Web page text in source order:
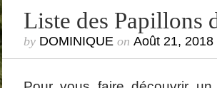
Dominique
dansZeuzera pyrina (Linné,
Liste des Papillons
by DOMINIQUEon Août 21, 2018